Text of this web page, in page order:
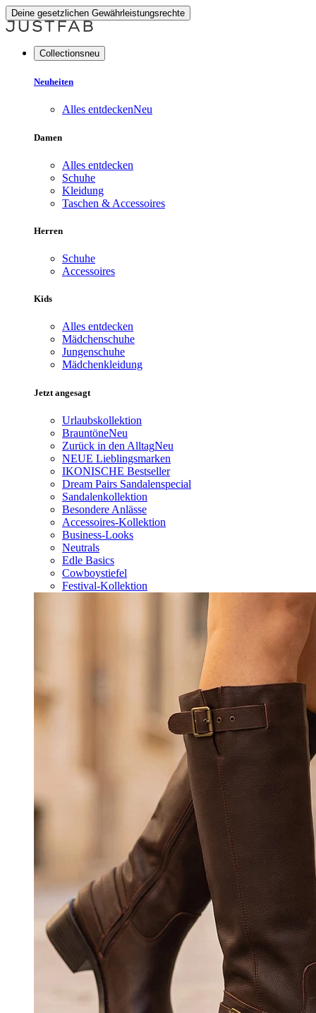
Deine gesetzlichen Gewährleistungsrechte
Collectionsneu
Neuheiten
Alles entdeckenNeu
Damen
Alles entdecken
Schuhe
Kleidung
Taschen & Accessoires
Herren
Schuhe
Accessoires
Kids
Alles entdecken
Mädchenschuhe
Jungenschuhe
Mädchenkleidung
Jetzt angesagt
Urlaubskollektion
BrauntöneNeu
Zurück in den AlltagNeu
NEUE Lieblingsmarken
IKONISCHE Bestseller
Dream Pairs Sandalenspecial
Sandalenkollektion
Besondere Anlässe
Accessoires-Kollektion
Business-Looks
Neutrals
Edle Basics
Cowboystiefel
Festival-Kollektion